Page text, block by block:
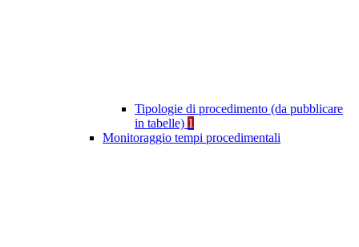
Tipologie di procedimento (da pubblicare
in tabelle) 1
Monitoraggio tempi procedimentali